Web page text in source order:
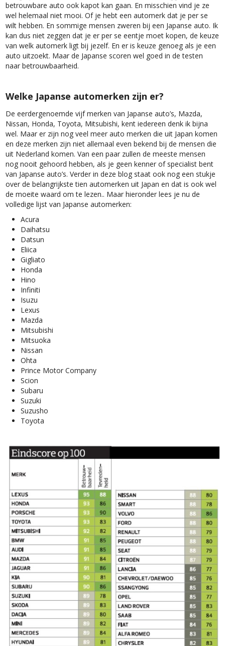
betrouwbare auto ook kapot kan gaan. En misschien vind je ze
wel helemaal niet mooi. Of je hebt een automerk dat je per se
wilt hebben. En sommige mensen zweren bij een Japanse auto. Ik
kan dus niet zeggen dat je er per se eentje moet kopen, de keuze
van welk automerk ligt bij jezelf. En er is keuze genoeg als je een
auto uitzoekt. Maar de Japanse scoren wel goed in de testen
naar betrouwbaarheid.
Welke Japanse automerken zijn er?
De eerdergenoemde vijf merken van Japanse auto’s, Mazda,
Nissan, Honda, Toyota, Mitsubishi, kent iedereen denk ik bijna
wel. Maar er zijn nog veel meer auto merken die uit Japan komen
en deze merken zijn niet allemaal even bekend bij de mensen die
uit Nederland komen. Van een paar zullen de meeste mensen
nog nooit gehoord hebben, als je geen kenner of specialist bent
van Japanse auto’s. Verder in deze blog staat ook nog een stukje
over de belangrijkste tien automerken uit Japan en dat is ook wel
de moeite waard om te lezen.. Maar hieronder lees je nu de
volledige lijst van Japanse automerken:
Acura
Daihatsu
Datsun
Eliica
Gigliato
Honda
Hino
Infiniti
Isuzu
Lexus
Mazda
Mitsubishi
Mitsuoka
Nissan
Ohta
Prince Motor Company
Scion
Subaru
Suzuki
Suzusho
Toyota